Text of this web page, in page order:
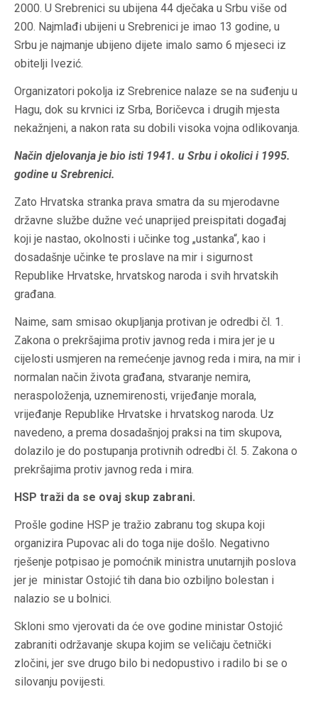
2000. U Srebrenici su ubijena 44 dječaka u Srbu više od
200. Najmlađi ubijeni u Srebrenici je imao 13 godine, u
Srbu je najmanje ubijeno dijete imalo samo 6 mjeseci iz
obitelji Ivezić.
Organizatori pokolja iz Srebrenice nalaze se na suđenju u
Hagu, dok su krvnici iz Srba, Boričevca i drugih mjesta
nekažnjeni, a nakon rata su dobili visoka vojna odlikovanja.
Način djelovanja je bio isti 1941. u Srbu i okolici i 1995.
godine u Srebrenici.
Zato Hrvatska stranka prava smatra da su mjerodavne
državne službe dužne već unaprijed preispitati događaj
koji je nastao, okolnosti i učinke tog „ustanka“, kao i
dosadašnje učinke te proslave na mir i sigurnost
Republike Hrvatske, hrvatskog naroda i svih hrvatskih
građana.
Naime, sam smisao okupljanja protivan je odredbi čl. 1.
Zakona o prekršajima protiv javnog reda i mira jer je u
cijelosti usmjeren na remećenje javnog reda i mira, na mir i
normalan način života građana, stvaranje nemira,
neraspoloženja, uznemirenosti, vrijeđanje morala,
vrijeđanje Republike Hrvatske i hrvatskog naroda. Uz
navedeno, a prema dosadašnjoj praksi na tim skupova,
dolazilo je do postupanja protivnih odredbi čl. 5. Zakona o
prekršajima protiv javnog reda i mira.
HSP traži da se ovaj skup zabrani.
Prošle godine HSP je tražio zabranu tog skupa koji
organizira Pupovac ali do toga nije došlo. Negativno
rješenje potpisao je pomoćnik ministra unutarnjih poslova
jer je ministar Ostojić tih dana bio ozbiljno bolestan i
nalazio se u bolnici.
Skloni smo vjerovati da će ove godine ministar Ostojić
zabraniti održavanje skupa kojim se veličaju četnički
zločini, jer sve drugo bilo bi nedopustivo i radilo bi se o
silovanju povijesti.